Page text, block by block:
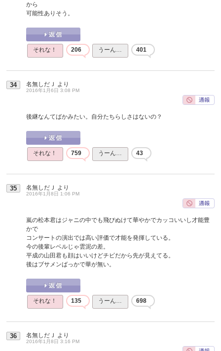
から
可能性ありそう。
それな！ 206 うーん… 401
34 名無しだＪ より
2016年1月6日 3:08 PM
後継なんてばかみたい。自分たちらしさはないの？
それな！ 759 うーん… 43
35 名無しだＪ より
2016年1月8日 1:06 PM
嵐の松本君はジャニの中でも飛びぬけて華やかでカッコいいし才能豊
かで
コンサートの演出では高い評価で才能を発揮している。
今の後輩レベルじゃ雲泥の差。
平成の山田君も顔はいいけどチビだから先が見えてる。
後はブサメンばっかで華が無い。
それな！ 135 うーん… 698
36 名無しだＪ より
2016年1月8日 3:16 PM